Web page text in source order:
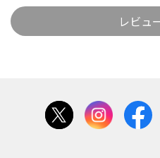
レビュ